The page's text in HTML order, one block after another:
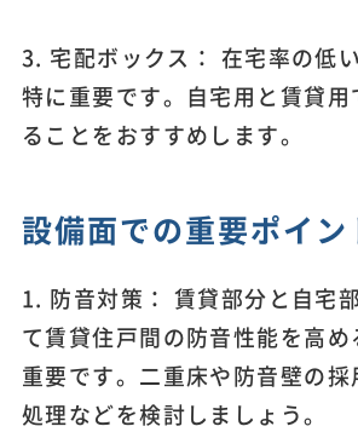
3. 宅配ボックス： 在宅率の低
特に重要です。自宅用と賃貸
ることをおすすめします。
設備面での重要ポイン
1. 防音対策： 賃貸部分と自宅
て賃貸住戸間の防音性能を高
重要です。二重床や防音壁の
処理などを検討しましょう。